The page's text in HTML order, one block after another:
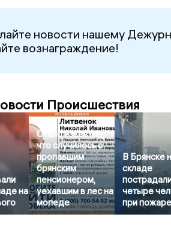
новости нашему
вознаграждение!
Происшествия
на
Стало известно,
что случилось с
пропавшим
брянским
пенсионером,
уехавшим в лес на
мопеде
В Брянске
складе
четыре
при пожаре